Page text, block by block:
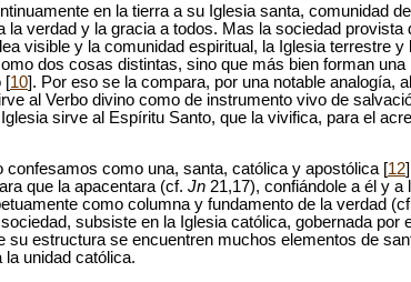
en la tierra a su Iglesia santa, comunidad
la verdad y la gracia a todos. Mas la sociedad provista
visible y la comunidad espiritual, la Iglesia terrestre y
dos cosas distintas, sino que más bien forman una
[10]. Por eso se la compara, por una notable analogía,
al Verbo divino como de instrumento vivo de
sirve al Espíritu Santo, que la vivifica, para el
como una, santa, católica y apostólica [12
que la apacentara (cf. Jn 21,17), confiándole a él y
como columna y fundamento de la verdad
subsiste en la Iglesia católica, gobernada por
su estructura se encuentren muchos elementos de
la unidad católica.